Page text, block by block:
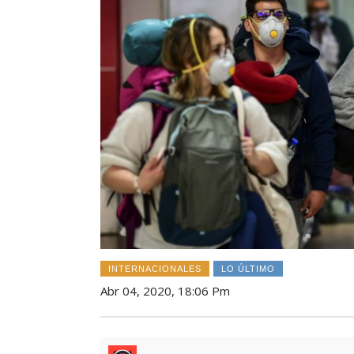
INTERNACIONALES LO ÚLTIMO
Abr 04, 2020, 18:06 Pm